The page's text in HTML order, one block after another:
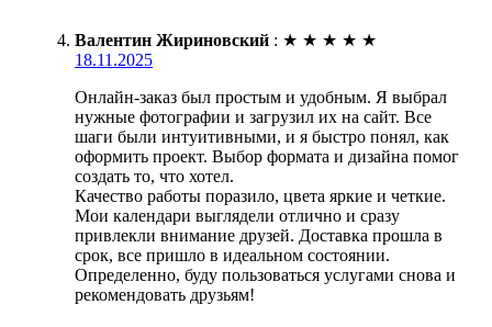
Валентин Жириновский : ★ ★ ★ ★ ★
18.11.2025
Онлайн-заказ был простым и удобным. Я выбрал
нужные фотографии и загрузил их на сайт. Все
шаги были интуитивными, и я быстро понял, как
оформить проект. Выбор формата и дизайна помог
создать то, что хотел.
Качество работы поразило, цвета яркие и четкие.
Мои календари выглядели отлично и сразу
привлекли внимание друзей. Доставка прошла в
срок, все пришло в идеальном состоянии.
Определенно, буду пользоваться услугами снова и
рекомендовать друзьям!